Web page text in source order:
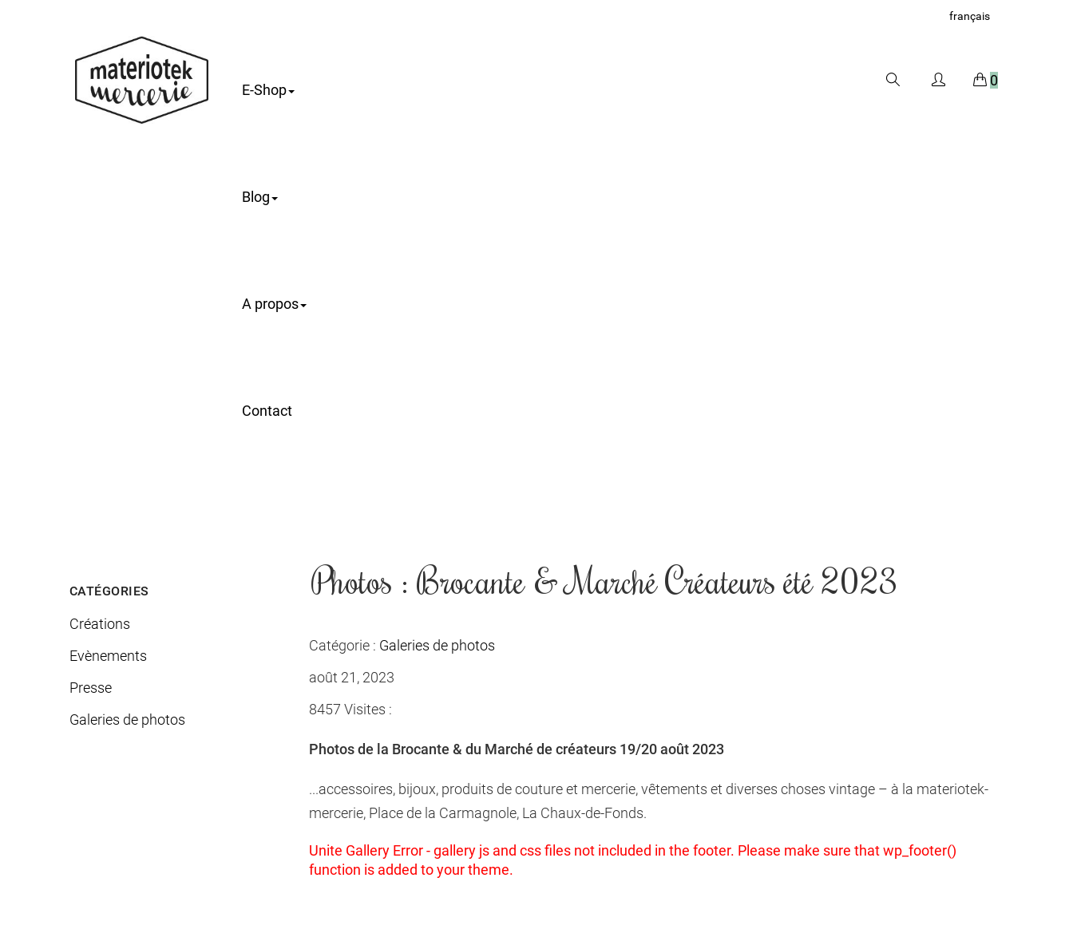
français
E-Shop
Blog
A propos
Contact
0
CATÉGORIES
Créations
Evènements
Presse
Galeries de photos
Photos : Brocante & Marché Créateurs été 2023
Catégorie : Galeries de photos
août 21, 2023
8457 Visites :
Photos de la Brocante & du Marché de créateurs 19/20 août 2023
...accessoires, bijoux, produits de couture et mercerie, vêtements et diverses choses vintage – à la materiotek-
mercerie, Place de la Carmagnole, La Chaux-de-Fonds.
Unite Gallery Error - gallery js and css files not included in the footer. Please make sure that wp_footer()
function is added to your theme.